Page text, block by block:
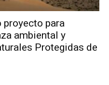
proyecto para
ambiental y
Protegidas de